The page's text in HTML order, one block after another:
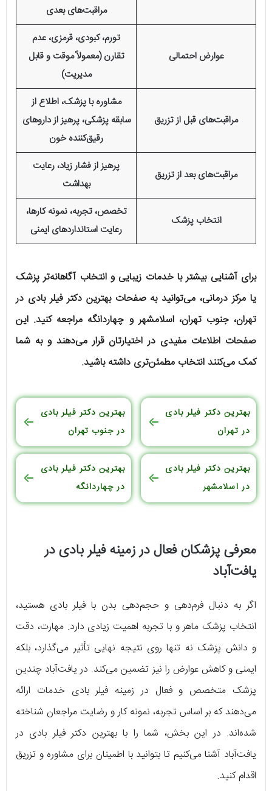
مراقبت‌های بعدی
عوارض احتمالی
تورم، کبودی، قرمزی، عدم
تقارن (معمولاً موقت و قابل
مدیریت)
مراقبت‌های قبل از تزریق
مشاوره با پزشک، اطلاع از
سابقه پزشکی، پرهیز از داروهای
رقیق‌کننده خون
مراقبت‌های بعد از تزریق
پرهیز از فشار زیاد، رعایت
بهداشت
انتخاب پزشک
تخصص، تجربه، نمونه کارها،
رعایت استانداردهای ایمنی
برای آشنایی بیشتر با خدمات زیبایی و انتخاب آگاهانه‌تر پزشک
یا مرکز درمانی، می‌توانید به صفحات بهترین دکتر فیلر بادی در
تهران، جنوب تهران، اسلامشهر و چهاردانگه مراجعه کنید. این
صفحات اطلاعات مفیدی در اختیارتان قرار می‌دهند و به شما
کمک می‌کنند انتخاب مطمئن‌تری داشته باشید.
بهترین دکتر فیلر بادی
در تهران
بهترین دکتر فیلر بادی
در جنوب تهران
بهترین دکتر فیلر بادی
در اسلامشهر
بهترین دکتر فیلر بادی
در چهاردانگه
معرفی پزشکان فعال در زمینه فیلر بادی در
یافت‌آباد
اگر به دنبال فرم‌دهی و حجم‌دهی بدن با فیلر بادی هستید،
انتخاب پزشک ماهر و با تجربه اهمیت زیادی دارد. مهارت، دقت
و دانش پزشک نه تنها روی نتیجه نهایی تأثیر می‌گذارد، بلکه
ایمنی و کاهش عوارض را نیز تضمین می‌کند. در یافت‌آباد چندین
پزشک متخصص و فعال در زمینه فیلر بادی خدمات ارائه
می‌دهند که بر اساس تجربه، نمونه کار و رضایت مراجعان شناخته
شده‌اند. در این بخش، شما را با بهترین دکتر فیلر بادی در
یافت‌آباد آشنا می‌کنیم تا بتوانید با اطمینان برای مشاوره و تزریق
اقدام کنید.